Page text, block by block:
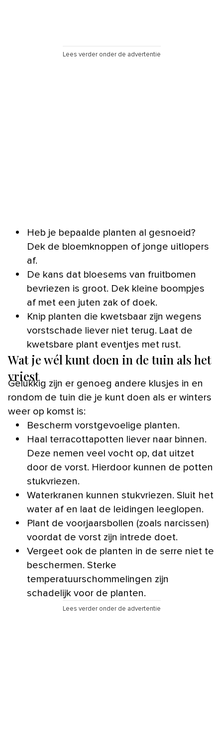
Lees verder onder de advertentie
Heb je bepaalde planten al gesnoeid?
Dek de bloemknoppen of jonge uitlopers
af.
De kans dat bloesems van fruitbomen
bevriezen is groot. Dek kleine boompjes
af met een juten zak of doek.
Knip planten die kwetsbaar zijn wegens
vorstschade liever niet terug. Laat de
kwetsbare plant eventjes met rust.
Wat je wél kunt doen in de tuin als het
vriest
Gelukkig zijn er genoeg andere klusjes in en
rondom de tuin die je kunt doen als er winters
weer op komst is:
Bescherm vorstgevoelige planten.
Haal terracottapotten liever naar binnen.
Deze nemen veel vocht op, dat uitzet
door de vorst. Hierdoor kunnen de potten
stukvriezen.
Waterkranen kunnen stukvriezen. Sluit het
water af en laat de leidingen leeglopen.
Plant de voorjaarsbollen (zoals narcissen)
voordat de vorst zijn intrede doet.
Vergeet ook de planten in de serre niet te
beschermen. Sterke
temperatuurschommelingen zijn
schadelijk voor de planten.
Lees verder onder de advertentie